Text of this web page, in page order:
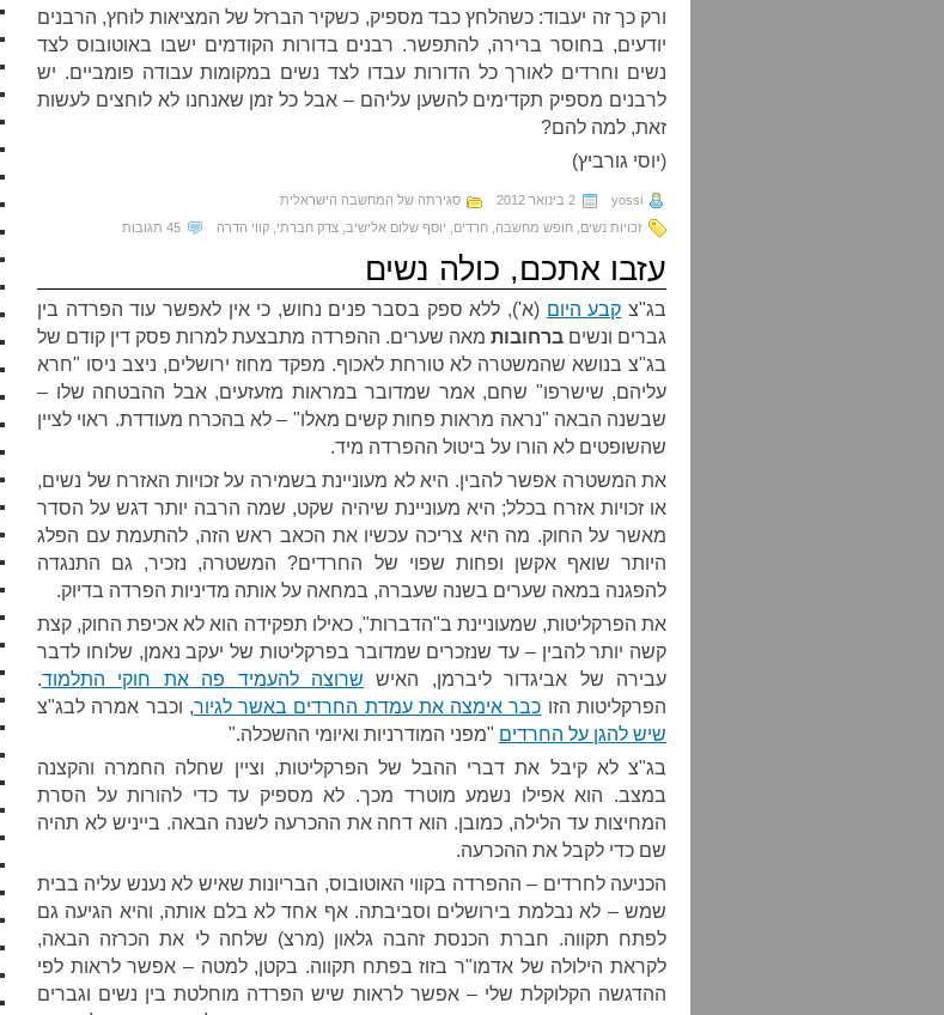
ורק כך זה יעבוד: כשהלחץ כבד מספיק, כשקיר הברזל של המציאות לוחץ, הרבנים
יודעים, בחוסר ברירה, להתפשר. רבנים בדורות הקודמים ישבו באוטובוס לצד
נשים וחרדים לאורך כל הדורות עבדו לצד נשים במקומות עבודה פומביים. יש
לרבנים מספיק תקדימים להשען עליהם – אבל כל זמן שאנחנו לא לוחצים לעשות
זאת, למה להם?
(יוסי גורביץ)
yossi 2 בינואר 2012
סגירתה של המחשבה הישראלית
זכויות נשים חופש מחשבה חרדים יוסף שלום אלישיב צדק חברתי קווי הדרה 45 תגובות
עזבו אתכם, כולה נשים
בג"צ קבע היום (א'), ללא ספק בסבר פנים נחוש, כי אין לאפשר עוד הפרדה בין
גברים ונשיםברחובות מאה שערים. ההפרדה מתבצעת למרות פסק דין קודם של
בג"צ בנושא שהמשטרה לא טורחת לאכוף. מפקד מחוז ירושלים, ניצב ניסו "חרא
עליהם, שישרפו" שחם, אמר שמדובר במראות מזעזעים, אבל ההבטחה שלו –
שבשנה הבאה "נראה מראות פחות קשים מאלו" – לא בהכרח מעודדת. ראוי לציין
שהשופטים לא הורו על ביטול ההפרדה מיד.
את המשטרה אפשר להבין. היא לא מעוניינת בשמירה על זכויות האזרח של נשים,
או זכויות אזרח בכלל; היא מעוניינת שיהיה שקט, שמה הרבה יותר דגש על הסדר
מאשר על החוק. מה היא צריכה עכשיו את הכאב ראש הזה, להתעמת עם הפלג
היותר שואף אקשן ופחות שפוי של החרדים? המשטרה, נזכיר, גם התנגדה
להפגנה במאה שערים בשנה שעברה, במחאה על אותה מדיניות הפרדה בדיוק.
את הפרקליטות, שמעוניינת ב"הדברות", כאילו תפקידה הוא לא אכיפת החוק, קצת
קשה יותר להבין – עד שנזכרים שמדובר בפרקליטות של יעקב נאמן, שלוחו לדבר
עבירה של אביגדור ליברמן, האיש שרוצה להעמיד פה את חוקי התלמוד.
הפרקליטות הזו כבר אימצה את עמדת החרדים באשר לגיור, וכבר אמרה לבג"צ
שיש להגן על החרדים "מפני המודרניות ואיומי ההשכלה."
בג"צ לא קיבל את דברי ההבל של הפרקליטות, וציין שחלה החמרה והקצנה
במצב. הוא אפילו נשמע מוטרד מכך. לא מספיק עד כדי להורות על הסרת
המחיצות עד הלילה, כמובן. הוא דחה את ההכרעה לשנה הבאה. בייניש לא תהיה
שם כדי לקבל את ההכרעה.
הכניעה לחרדים – ההפרדה בקווי האוטובוס, הבריונות שאיש לא נענש עליה בבית
שמש – לא נבלמת בירושלים וסביבתה. אף אחד לא בלם אותה, והיא הגיעה גם
לפתח תקווה. חברת הכנסת זהבה גלאון (מרצ) שלחה לי את הכרזה הבאה,
לקראת הילולה של אדמו"ר בזוז בפתח תקווה. בקטן, למטה – אפשר לראות לפי
ההדגשה הקלוקלת שלי – אפשר לראות שיש הפרדה מוחלטת בין נשים וגברים